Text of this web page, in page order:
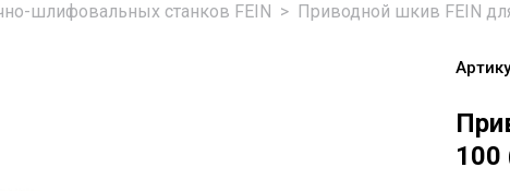
шлифовальных станков FEIN > Приводной шкив FEIN
100